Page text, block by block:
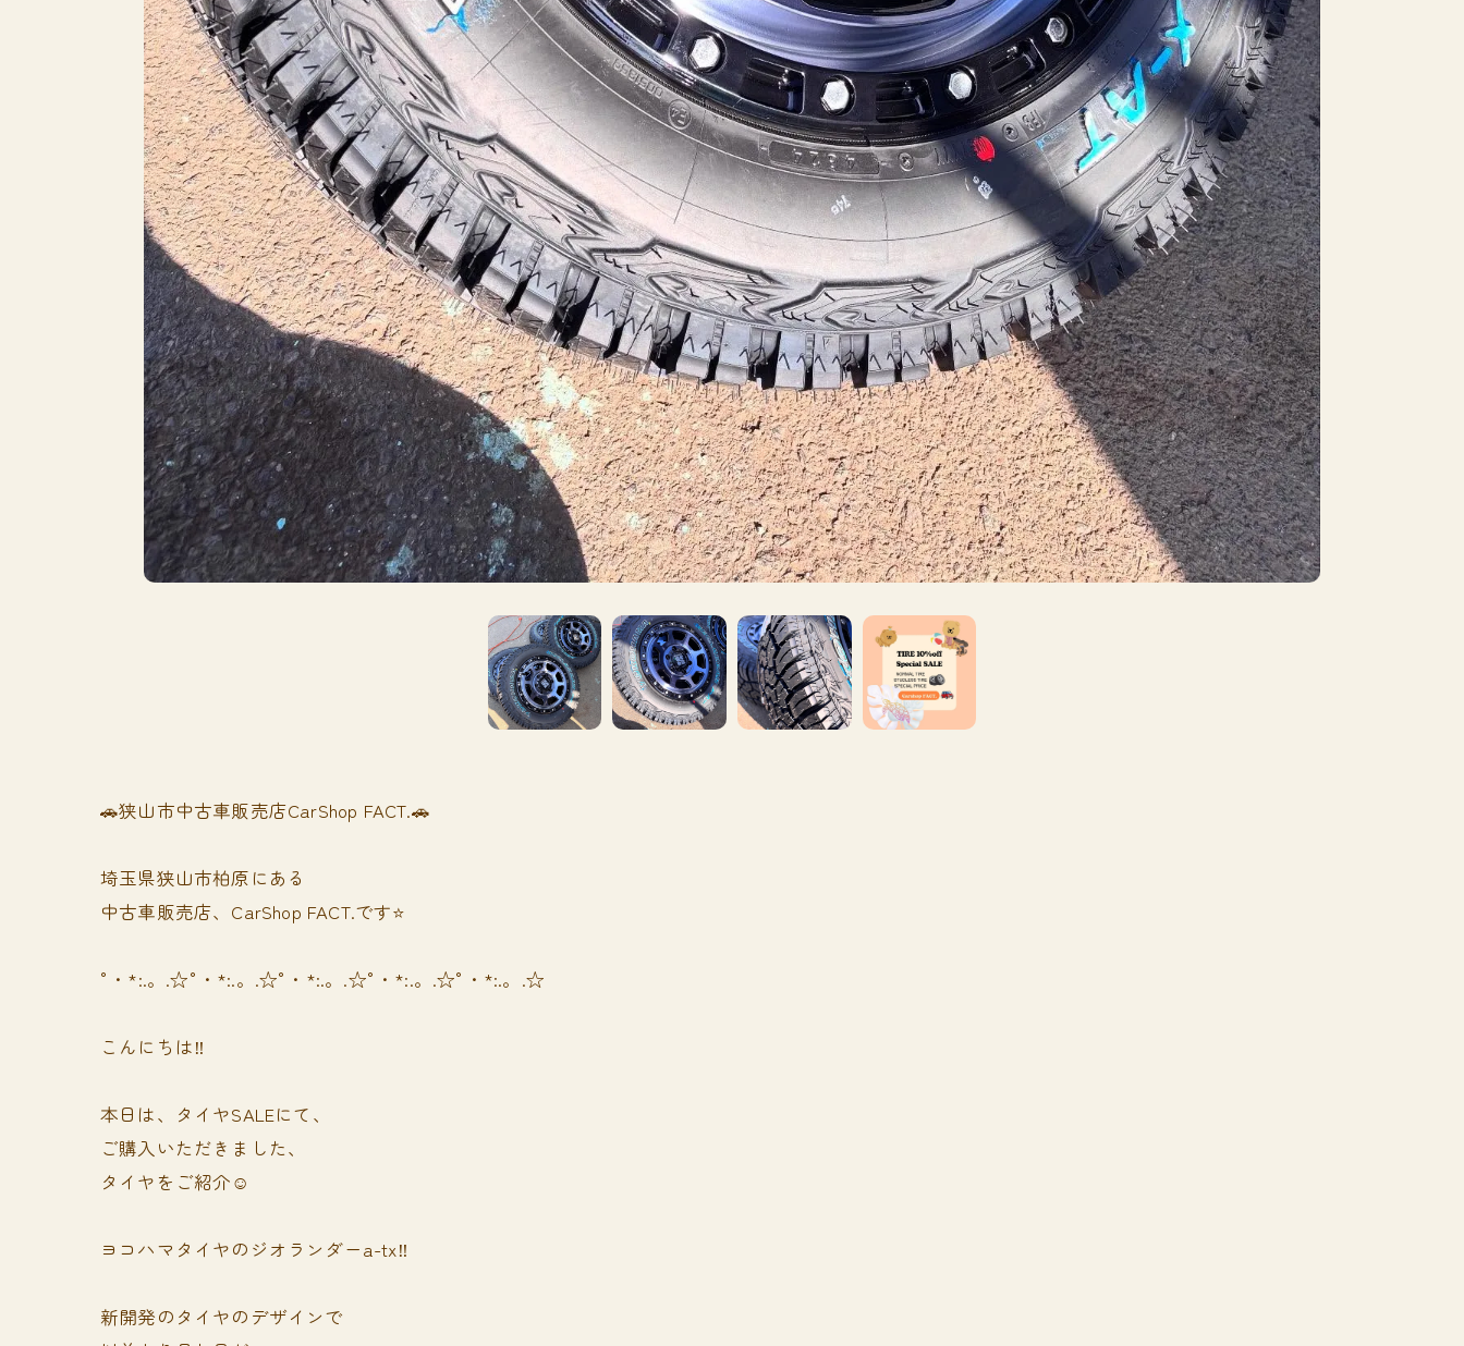
🚗狭山市中古車販売店CarShop FACT.🚗
埼玉県狭山市柏原にある
中古車販売店、CarShop FACT.です⭐️
°・*:.。.☆°・*:.。.☆°・*:.。.☆°・*:.。.☆°・*:.。.☆
こんにちは‼️
本日は、タイヤSALEにて、
ご購入いただきました、
タイヤをご紹介☺️
ヨコハマタイヤのジオランダーa-tx‼️
新開発のタイヤのデザインで